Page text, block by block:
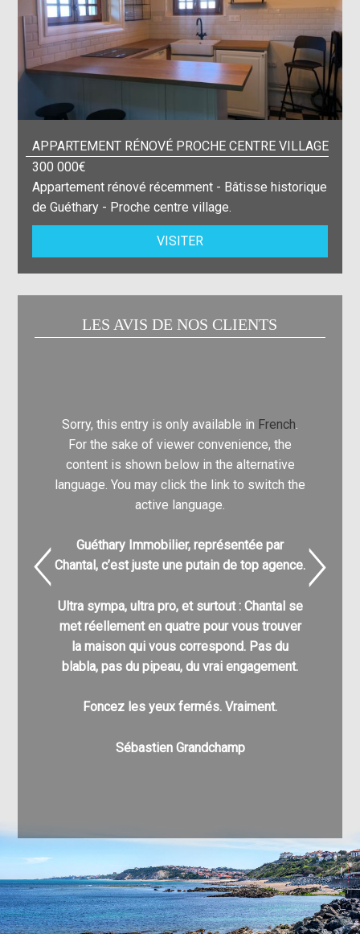
APPARTEMENT RÉNOVÉ PROCHE CENTRE VILLAGE
300 000€
Appartement rénové récemment - Bâtisse historique
de Guéthary - Proche centre village.
VISITER
LES AVIS DE NOS CLIENTS
Sorry, this entry is only available in French
For the sake of viewer convenience, the
content is shown below in the alternative
language. You may click the link to switch the
active language.
Guéthary Immobilier, représentée par
Chantal, c’est juste une putain de top agence.
Ultra sympa, ultra pro, et surtout : Chantal se
met réellement en quatre pour vous trouver
la maison qui vous correspond. Pas du
blabla, pas du pipeau, du vrai engagement.
Foncez les yeux fermés. Vraiment.
Sébastien Grandchamp